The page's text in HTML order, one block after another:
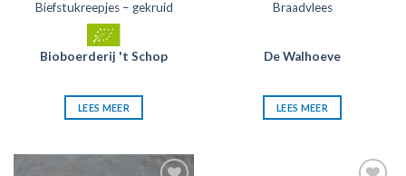
Biefstukreepjes – gekruid
Bioboerderij 't Schop
LEES MEER
Braadvlees
De Walhoeve
LEES MEER